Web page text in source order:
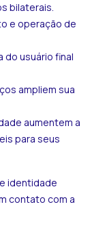
bilaterais.
e operação de
do usuário final
ampliem sua
aumentem a
para seus
identidade
contato com a